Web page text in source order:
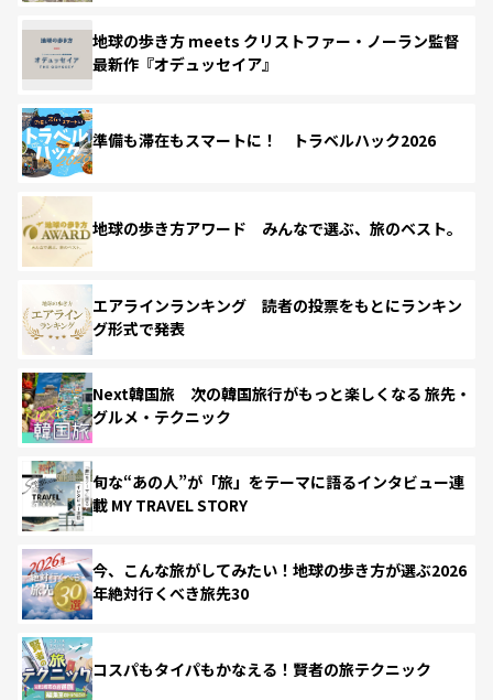
地球の歩き方 meets クリストファー・ノーラン監督
最新作『オデュッセイア』
準備も滞在もスマートに！ トラベルハック2026
地球の歩き方アワード みんなで選ぶ、旅のベスト。
エアラインランキング 読者の投票をもとにランキン
グ形式で発表
Next韓国旅 次の韓国旅行がもっと楽しくなる 旅先・
グルメ・テクニック
旬な“あの人”が「旅」をテーマに語るインタビュー連
載 MY TRAVEL STORY
今、こんな旅がしてみたい！地球の歩き方が選ぶ2026
年絶対行くべき旅先30
コスパもタイパもかなえる！賢者の旅テクニック